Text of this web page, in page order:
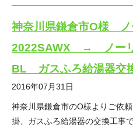
神奈川県鎌倉市O様
2022SAWX → ノー
BL ガスふろ給湯器交
2016年07月31日
神奈川県鎌倉市のO様よりご依
掛、ガスふろ給湯器の交換工事で